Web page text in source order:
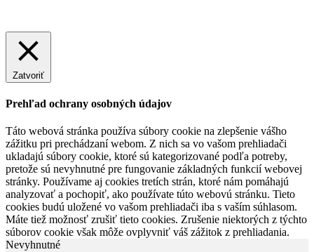
Zatvoriť
Prehľad ochrany osobných údajov
Táto webová stránka používa súbory cookie na zlepšenie vášho
zážitku pri prechádzaní webom. Z nich sa vo vašom prehliadači
ukladajú súbory cookie, ktoré sú kategorizované podľa potreby,
pretože sú nevyhnutné pre fungovanie základných funkcií webovej
stránky. Používame aj cookies tretích strán, ktoré nám pomáhajú
analyzovať a pochopiť, ako používate túto webovú stránku. Tieto
cookies budú uložené vo vašom prehliadači iba s vaším súhlasom.
Máte tiež možnosť zrušiť tieto cookies. Zrušenie niektorých z týchto
súborov cookie však môže ovplyvniť váš zážitok z prehliadania.
Nevyhnutné